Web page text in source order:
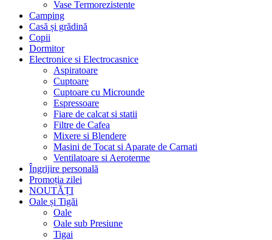
Vase Termorezistente
Camping
Casă și grădină
Copii
Dormitor
Electronice si Electrocasnice
Aspiratoare
Cuptoare
Cuptoare cu Microunde
Espressoare
Fiare de calcat si statii
Filtre de Cafea
Mixere si Blendere
Masini de Tocat si Aparate de Carnati
Ventilatoare si Aeroterme
Îngrijire personală
Promoția zilei
NOUTĂȚI
Oale și Tigăi
Oale
Oale sub Presiune
Tigai